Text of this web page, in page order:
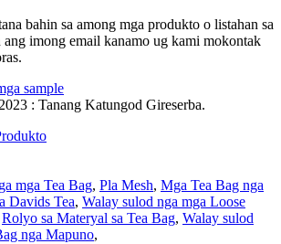
bahin sa among mga produkto o listahan sa
imong email kanamo ug kami mokontak
sample
: Tanang Katungod Gireserba.
mga Tea Bag, Pla Mesh, Mga Tea Bag nga
Davids Tea, Walay sulod nga mga Loose
Rolyo sa Materyal sa Tea Bag, Walay sulod
nga Mapuno,